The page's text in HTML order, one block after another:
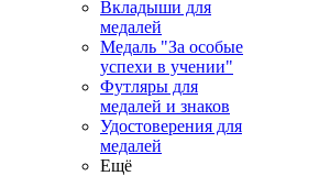
Вкладыши для
медалей
Медаль "За особые
успехи в учении"
Футляры для
медалей и знаков
Удостоверения для
медалей
Ещё